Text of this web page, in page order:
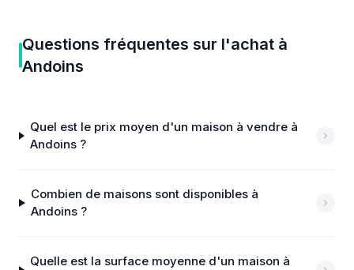
Questions fréquentes sur l'achatà
Andoins
Quel est le prix moyen d'un maison à vendre à
Andoins ?
Combien de maisons sont disponibles à
Andoins ?
Quelle est la surface moyenne d'un maison à